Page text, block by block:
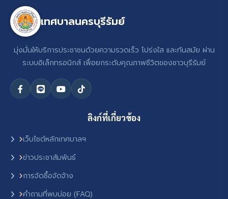
เทศบาลนครบุรีรัมย์
มุ่งมั่นให้บริการประชาชนด้วยความรวดเร็ว โปร่งใส และทันสมัย ผ่าน
ระบบอิเล็กทรอนิกส์ เพื่อยกระดับคุณภาพชีวิตของชาวบุรีรัมย์
ลิงก์ที่เกี่ยวข้อง
เว็บไซต์หลักเทศบาลฯ
ข่าวประชาสัมพันธ์
การจัดซื้อจัดจ้าง
คำถามที่พบบ่อย (FAQ)